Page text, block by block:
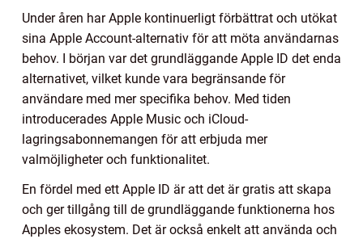
Under åren har Apple kontinuerligt förbättrat och utökat
sina Apple Account-alternativ för att möta användarnas
behov. I början var det grundläggande Apple ID det enda
alternativet, vilket kunde vara begränsande för
användare med mer specifika behov. Med tiden
introducerades Apple Music och iCloud-
lagringsabonnemangen för att erbjuda mer
valmöjligheter och funktionalitet.
En fördel med ett Apple ID är att det är gratis att skapa
och ger tillgång till de grundläggande funktionerna hos
Apples ekosystem. Det är också enkelt att använda och